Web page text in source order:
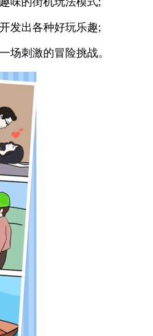
发出各种好玩乐趣;
场刺激的冒险挑战。